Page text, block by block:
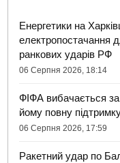
Енергетики на
електропостачання
ранкових ударів РФ
06 Серпня 2026, 18:14
ФІФА вибачається
йому повну
06 Серпня 2026, 17:59
Ракетний удар по